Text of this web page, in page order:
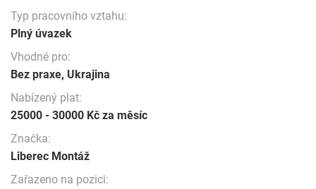
Typ pracovního vztahu:
Plný úvazek
Vhodné pro:
Bez praxe, Ukrajina
Nabízený plat:
25000 - 30000 Kč za měsíc
Značka:
Liberec Montáž
Zařazeno na pozici: